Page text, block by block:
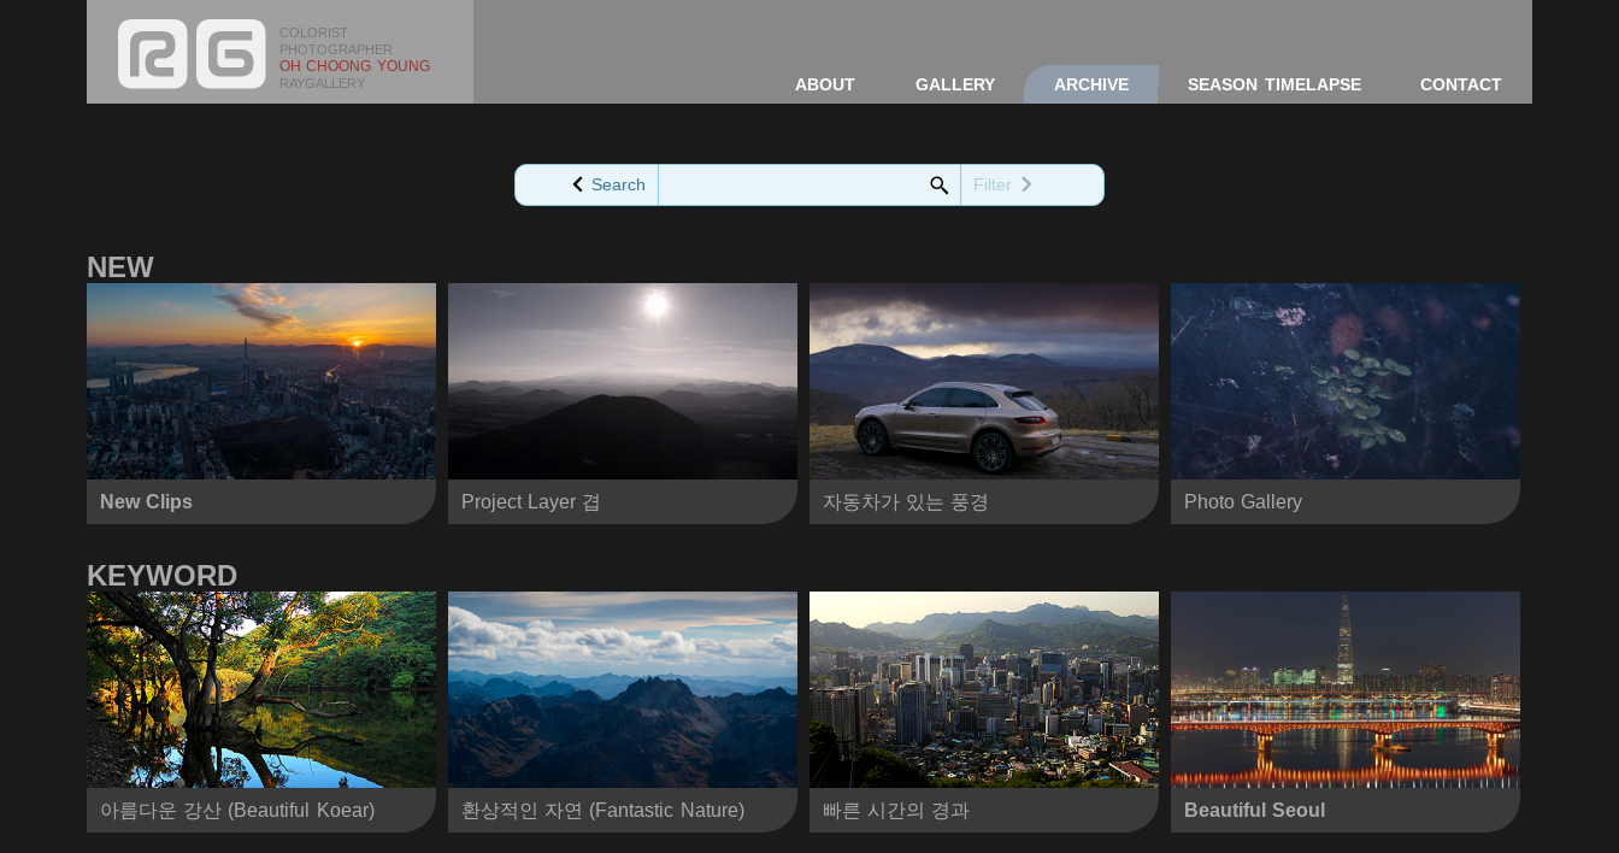
COLORIST
PHOTOGRAPHER
OH CHOONG YOUNG
RAYGALLERY ABOUT GALLERY ARCHIVE SEASON TIMELAPSE CONTACT
Search Filter
NEW
New Clips Project Layer 겹 자동차가 있는 풍경 Photo Gallery
KEYWORD
아름다운 강산 (Beautiful Koear) 환상적인 자연 (Fantastic Nature) 빠른 시간의 경과 Beautiful Seoul